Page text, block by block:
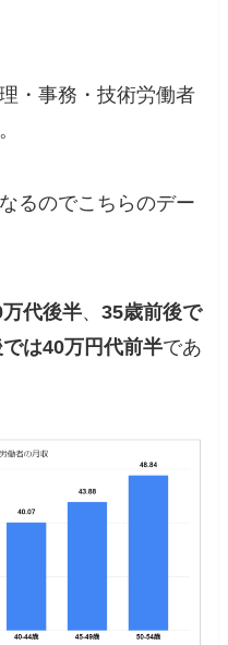
・事務・技術労働者
るのでこちらのデー
代後半、35歳前後で
は40万円代前半であ